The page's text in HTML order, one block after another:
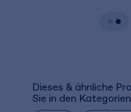
Dieses & ähnliche
Sie in den Kategorien